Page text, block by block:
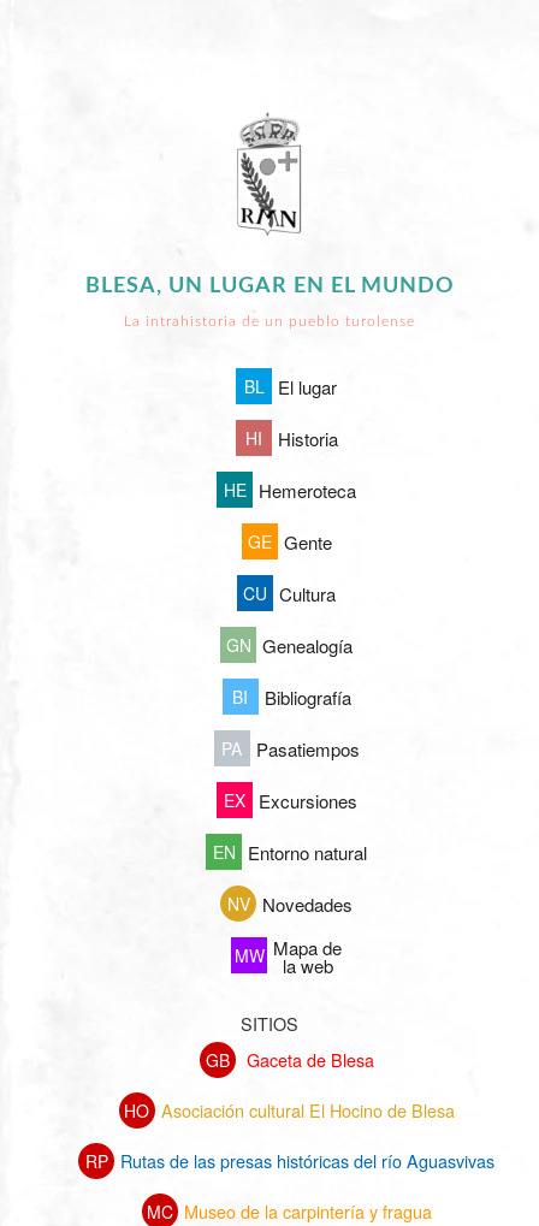
BLESA, UN LUGAR EN EL MUNDO
La intrahistoria de un pueblo turolense
BL El lugar
HI Historia
HE Hemeroteca
GE Gente
CU Cultura
GN Genealogía
BI Bibliografía
PA Pasatiempos
EX Excursiones
EN Entorno natural
NV Novedades
MW Mapa de
la web
SITIOS
GB Gaceta de Blesa
HO Asociación cultural El Hocino de Blesa
RP Rutas de las presas históricas del río Aguasvivas
MC Museo de la carpintería y fragua